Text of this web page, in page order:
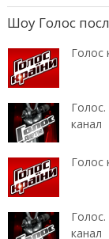
Шоу Голос
Голос
канал
Голос
канал